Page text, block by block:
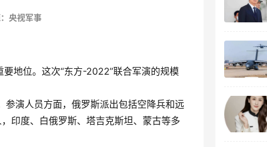
u
l
s
央视军事
地位。这次“东方-2022”联合军演的规模
参演人员方面，俄罗斯派出包括空降兵和远
印度、白俄罗斯、塔吉克斯坦、蒙古等多